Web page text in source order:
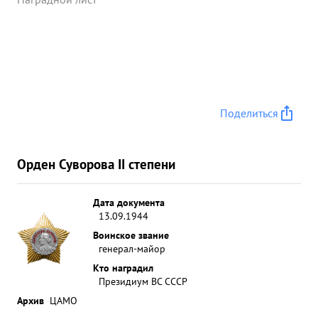
Поделиться
Орден Суворова II степени
Дата документа
13.09.1944
Воинское звание
генерал-майор
Кто наградил
Президиум ВС СССР
Архив ЦАМО